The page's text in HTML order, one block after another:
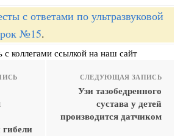
с ответами по ультразвуковой
№15.
с коллегами ссылкой на наш сайт
СЛЕДУЮЩАЯ ЗАПИСЬ
Узи тазобедренного
сустава у детей
производится датчиком